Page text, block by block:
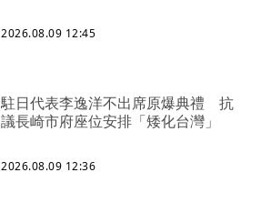
2026.08.09 12:45
駐日代表李逸洋不出席原爆典禮 抗
議長崎市府座位安排「矮化台灣」
2026.08.09 12:36